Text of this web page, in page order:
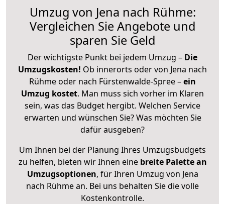
Umzug von Jena nach Rühme:
Vergleichen Sie Angebote und
sparen Sie Geld
Der wichtigste Punkt bei jedem Umzug – Die
Umzugskosten! Ob innerorts oder von Jena nach
Rühme oder nach Fürstenwalde-Spree –ein
Umzug kostet. Man muss sich vorher im Klaren
sein, was das Budget hergibt. Welchen Service
erwarten und wünschen Sie? Was möchten Sie
dafür ausgeben?
Um Ihnen bei der Planung Ihres Umzugsbudgets
zu helfen, bieten wir Ihnen eine breite Palette an
Umzugsoptionen, für Ihren Umzug von Jena
nach Rühme an. Bei uns behalten Sie die volle
Kostenkontrolle.